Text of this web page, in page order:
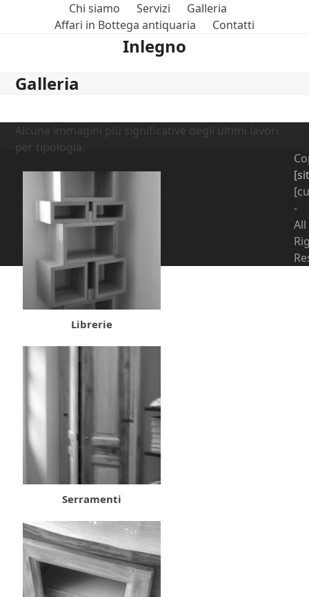
Chi siamo Servizi
Galleria
Affari in Bottega antiquaria
Contatti
Inlegno
Galleria
Alcune immagini più significative degli ultimi lavori
per tipologia.
Librerie
Serramenti
«
-
All